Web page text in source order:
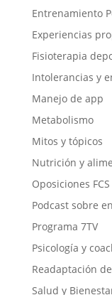
Entrenamiento
Experiencias
Fisioterapia
Intolerancias y
Manejo de app
Metabolismo
Mitos y tópicos
Nutrición y
Oposiciones FCS
Podcast sobre
Programa 7TV
Psicología y
Readaptación
Salud y